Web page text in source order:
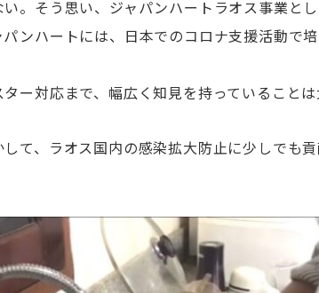
。そう思い、ジャパンハートラオス事業と
ンハートには、日本でのコロナ支援活動で
ー対応まで、幅広く知見を持っていることは
て、ラオス国内の感染拡大防止に少しでも